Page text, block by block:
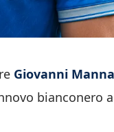
Giovanni Manna
bianconero